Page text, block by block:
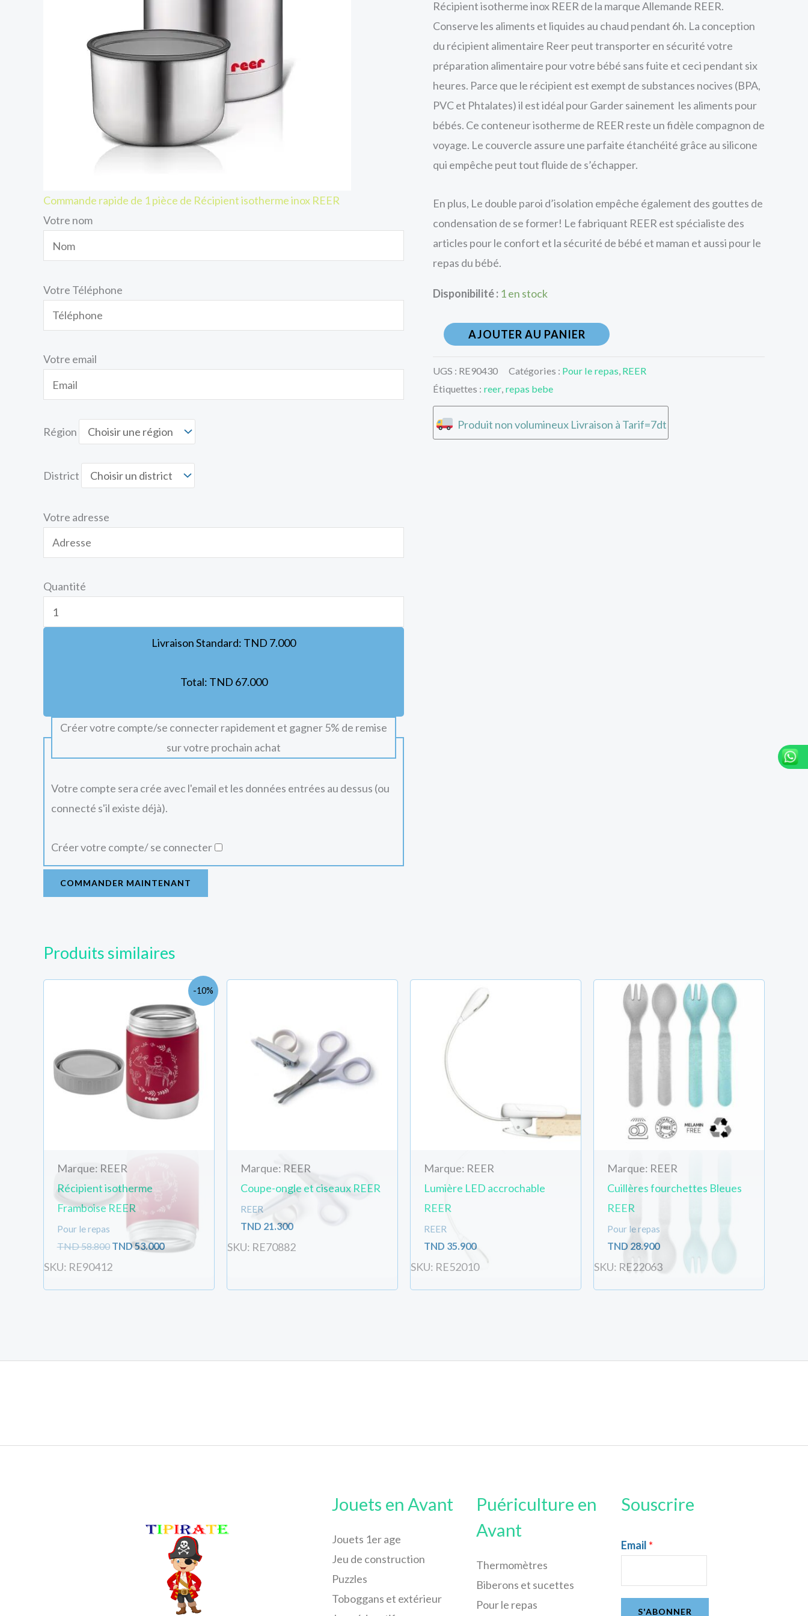
Commande rapide de 1 pièce de Récipient isotherme inox REER
Votre nom
Votre Téléphone
Votre email
Région
District
Votre adresse
Quantité
Livraison Standard: TND 7.000
Total: TND 67.000
Créer votre compte/se connecter rapidement et gagner 5% de remise
sur votre prochain achat
Votre compte sera crée avec l'email et les données entrées au dessus (ou
connecté s'il existe déjà).
Créer votre compte/ se connecter
COMMANDER MAINTENANT
Récipient isotherme inox REER de la marque Allemande REER.
Conserve les aliments et liquides au chaud pendant 6h. La conception
du récipient alimentaire Reer peut transporter en sécurité votre
préparation alimentaire pour votre bébé sans fuite et ceci pendant six
heures. Parce que le récipient est exempt de substances nocives (BPA,
PVC et Phtalates) il est idéal pour Garder sainement les aliments pour
bébés. Ce conteneur isotherme de REER reste un fidèle compagnon de
voyage. Le couvercle assure une parfaite étanchéité grâce au silicone
qui empêche peut tout fluide de s’échapper.
En plus, Le double paroi d’isolation empêche également des gouttes de
condensation de se former! Le fabriquant REER est spécialiste des
articles pour le confort et la sécurité de bébé et maman et aussi pour le
repas du bébé.
Disponibilité : 1 en stock
AJOUTER AU PANIER
UGS : RE90430 Catégories : Pour le repas, REER
Étiquettes : reer, repas bebe
Produit non volumineux Livraison à Tarif=7dt
Produits similaires
-10%
Marque: REER
Récipient isotherme
Framboise REER
Pour le repas
TND58.800
initial
était :
TND
58.800.
TND53.000
actuel
est :
TND
53.000.
SKU: RE90412
Marque: REER
Coupe-ongle et ciseaux REER
REER
TND 21.300
SKU: RE70882
Marque: REER
Lumière LED accrochable
REER
REER
TND 35.900
SKU: RE52010
Marque: REER
Cuillères fourchettes Bleues
REER
Pour le repas
TND 28.900
SKU: RE22063
Jouets en Avant
Jouets 1er age
Jeu de construction
Puzzles
Toboggans et extérieur
Puériculture en
Avant
Thermomètres
Biberons et sucettes
Pour le repas
Souscrire
Email *
S'ABONNER